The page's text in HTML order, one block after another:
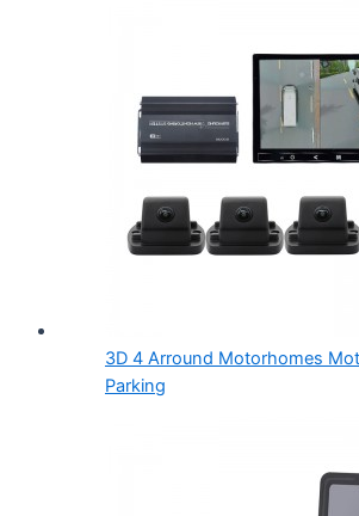
3D 4 Arround Motorhomes
Parking